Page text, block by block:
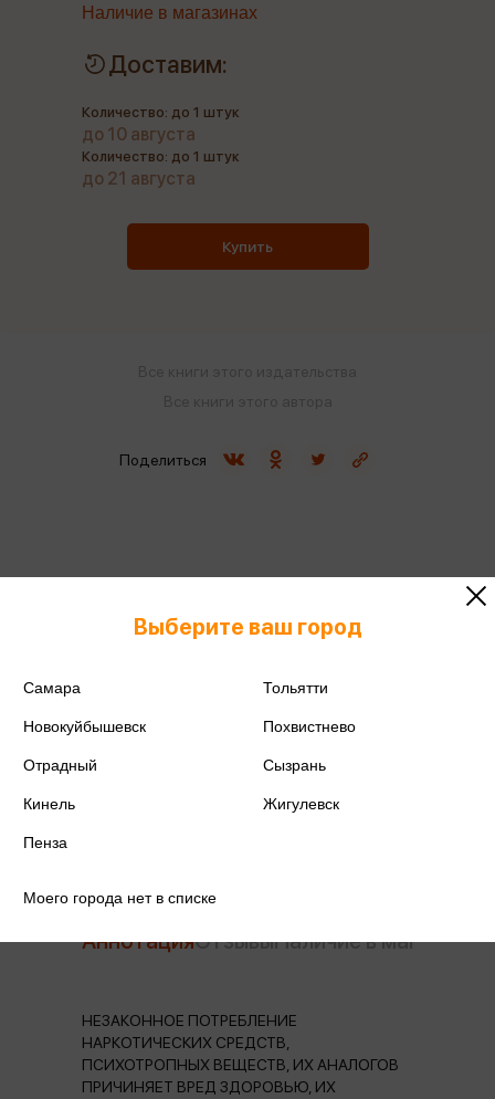
Наличие в магазинах
Доставим:
Количество: до 1 штук
до 10 августа
Количество: до 1 штук
до 21 августа
Купить
Поделиться
АннотацияОтзывыНаличие в магазинах
НЕЗАКОННОЕ ПОТРЕБЛЕНИЕ
НАРКОТИЧЕСКИХ СРЕДСТВ,
ПСИХОТРОПНЫХ ВЕЩЕСТВ, ИХ АНАЛОГОВ
ПРИЧИНЯЕТ ВРЕД ЗДОРОВЬЮ, ИХ
Выберите ваш город
Самара Тольятти
Новокуйбышевск Похвистнево
Отрадный Сызрань
Кинель Жигулевск
Пенза
Моего города нет в списке